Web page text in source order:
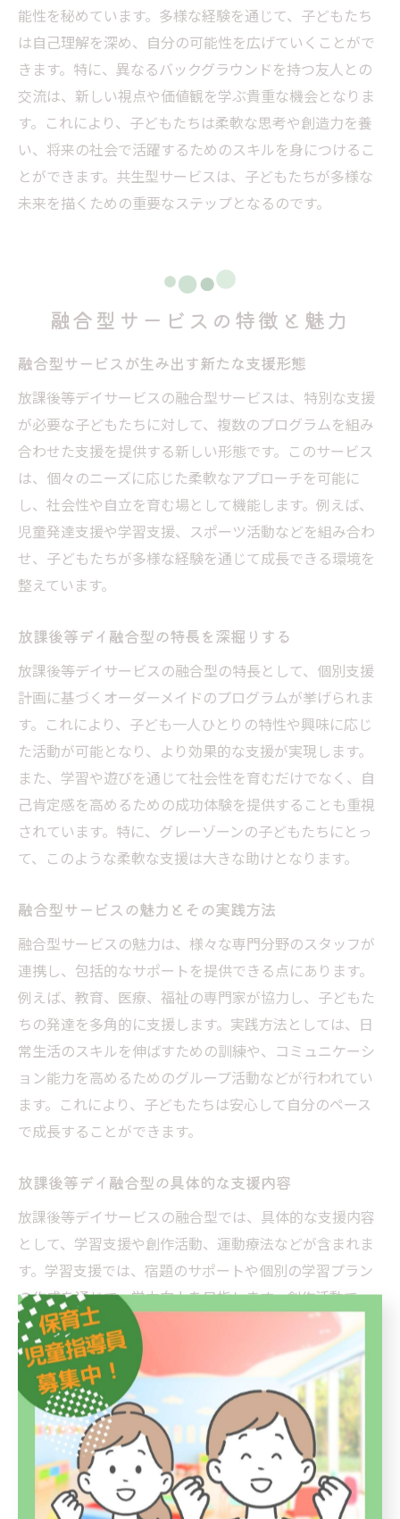
能性を秘めています。多様な経験を通じて、子どもたち
は自己理解を深め、自分の可能性を広げていくことがで
きます。特に、異なるバックグラウンドを持つ友人との
交流は、新しい視点や価値観を学ぶ貴重な機会となりま
す。これにより、子どもたちは柔軟な思考や創造力を養
い、将来の社会で活躍するためのスキルを身につけるこ
とができます。共生型サービスは、子どもたちが多様な
未来を描くための重要なステップとなるのです。
融合型サービスの特徴と魅力
融合型サービスが生み出す新たな支援形態
放課後等デイサービスの融合型サービスは、特別な支援
が必要な子どもたちに対して、複数のプログラムを組み
合わせた支援を提供する新しい形態です。このサービス
は、個々のニーズに応じた柔軟なアプローチを可能に
し、社会性や自立を育む場として機能します。例えば、
児童発達支援や学習支援、スポーツ活動などを組み合わ
せ、子どもたちが多様な経験を通じて成長できる環境を
整えています。
放課後等デイ融合型の特長を深掘りする
放課後等デイサービスの融合型の特長として、個別支援
計画に基づくオーダーメイドのプログラムが挙げられま
す。これにより、子ども一人ひとりの特性や興味に応じ
た活動が可能となり、より効果的な支援が実現します。
また、学習や遊びを通じて社会性を育むだけでなく、自
己肯定感を高めるための成功体験を提供することも重視
されています。特に、グレーゾーンの子どもたちにとっ
て、このような柔軟な支援は大きな助けとなります。
融合型サービスの魅力とその実践方法
融合型サービスの魅力は、様々な専門分野のスタッフが
連携し、包括的なサポートを提供できる点にあります。
例えば、教育、医療、福祉の専門家が協力し、子どもた
ちの発達を多角的に支援します。実践方法としては、日
常生活のスキルを伸ばすための訓練や、コミュニケーシ
ョン能力を高めるためのグループ活動などが行われてい
ます。これにより、子どもたちは安心して自分のペース
で成長することができます。
放課後等デイ融合型の具体的な支援内容
放課後等デイサービスの融合型では、具体的な支援内容
として、学習支援や創作活動、運動療法などが含まれま
す。学習支援では、宿題のサポートや個別の学習プラン
の作成を通じて、学力向上を目指します。創作活動で
は、アートや音楽を通じて自己表現の機会を提供し、運
動療法では、身体機能の向上やストレス解消を図りま
す。これらの活動を通じて、子どもたちの社会性や自立
心を育むことが目指されています。
共生型との違いを知る融合型の特徴
融合型サービスと共生型サービスの違いは、提供される